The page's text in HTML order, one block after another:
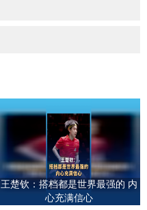
王楚钦：搭档都是世界最强的 内
心充满信心